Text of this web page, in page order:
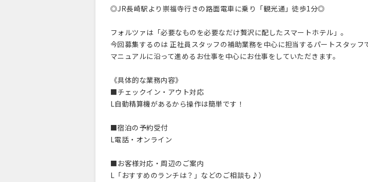
◎JR長崎駅より崇福寺行きの路面電車に乗り「観光通」徒歩1分◎
フォルツァは「必要なものを必要なだけ贅沢に配したスマートホテル」。
今回募集するのは 正社員スタッフの補助業務を中心に担当するパートスタッフ
マニュアルに沿って進めるお仕事を中心にお仕事をしていただきます。
《具体的な業務内容》
■チェックイン・アウト対応
L自動精算機があるから操作は簡単です！
■宿泊の予約受付
L電話・オンライン
■お客様対応・周辺のご案内
L「おすすめのランチは？」などのご相談も♪）